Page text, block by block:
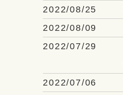
2022/08/25
2022/08/09
2022/07/29
2022/07/06